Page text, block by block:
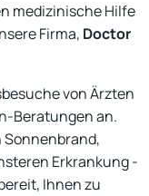
medizinische Hilfe
Firma, Doctor
von Ärzten
Beratungen an.
Sonnenbrand,
Erkrankung -
Ihnen zu